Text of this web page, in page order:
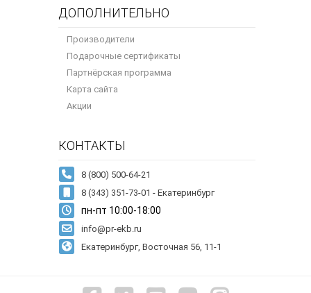
ДОПОЛНИТЕЛЬНО
Производители
Подарочные сертификаты
Партнёрская программа
Карта сайта
Акции
КОНТАКТЫ
8 (343) 351-73-01 - Екатеринбург
пн-пт 10:00-18:00
info@pr-ekb.ru
Екатеринбург, Восточная 56, 11-1